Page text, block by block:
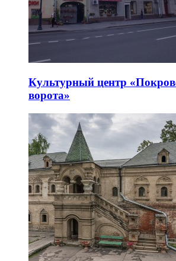
Культурный центр
ворота»